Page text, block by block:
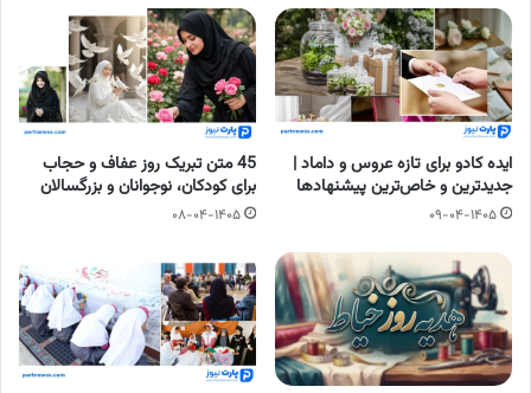
ایده کادو برای تازه عروس و داماد |
جدیدترین و خاص‌ترین پیشنهادها
۰۹-۰۴-۱۴۰۵
45 متن تبریک روز عفاف و حجاب
برای کودکان، نوجوانان و بزرگسالان
۰۸-۰۴-۱۴۰۵